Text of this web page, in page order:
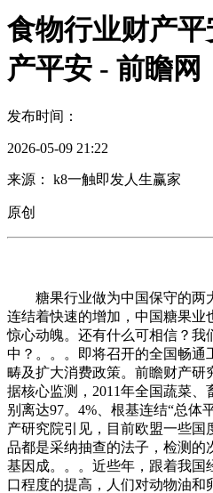
食物行业财产
产平安 - 前瞻网
发布时间：
2026-05-09 21:22
来源： k8一触即发人生赢家
原创
糖果行业做为中国保守的两
连结着快速的增加，中国糖果业
惊心动魄。还有什么可相信？我
中？。。。即将召开的全国畅通
畴及扩大消费政策。前瞻财产研
据核心监测，2011年全国蔬菜
别离达97。4%、根基连结“总体
产研究院引见，目前欧盟一些
品都是采纳抽查的法子，检测的
基因成。。。近些年，跟着我国
口程度的提高，人们对动物油和